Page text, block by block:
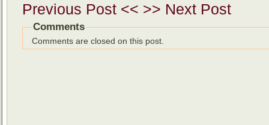
Previous Post << >> Next Post
Comments
Comments are closed on this post.